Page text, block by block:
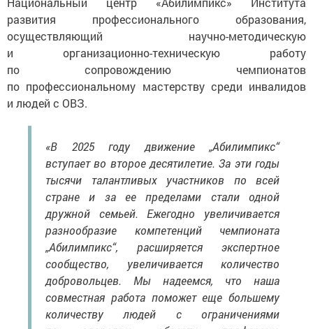
развития профессионального образования,
осуществляющий научно-методическую
и организационно-техническую работу
по сопровождению чемпионатов
по профессиональному мастерству среди инвалидов
и людей с ОВЗ.
вступает во второе десятилетие. За эти годы
тысячи талантливых участников по всей
стране и за ее пределами стали одной
дружной семьей. Ежегодно увеличивается
разнообразие компетенций чемпионата
„Абилимпикс“, расширяется экспертное
сообщество, увеличивается количество
добровольцев. Мы надеемся, что наша
совместная работа поможет еще большему
количеству людей с ограничениями
по здоровью обрести профессию